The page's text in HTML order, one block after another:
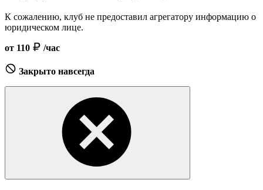
К сожалению, клуб не предоставил агрегатору информацию о
юридическом лице.
от 110 /час
Закрыто навсегда